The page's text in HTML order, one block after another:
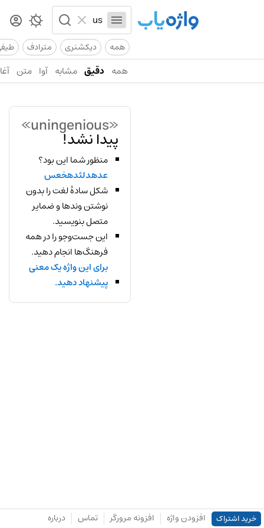
همه دیکشنری مترادف
همه دقیق مشابه آوا متن
«uningenious»
پیدا نشد!
منظور شما این بود؟
عدهدلثدهخعس
شکل سادهٔ لغت را بدون
نوشتن وندها و ضمایر
متصل بنویسید.
این جست‌وجو را در همه
فرهنگ‌ها انجام دهید.
برای این واژه یک معنی
پیشنهاد دهید.
خرید اشتراک افزودن واژه افزونه مرورگر تماس درباره